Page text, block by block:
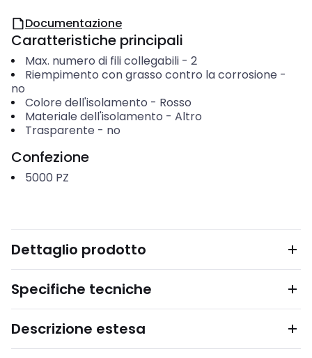
Documentazione
Caratteristiche principali
Max. numero di fili collegabili- 2
Riempimento con grasso contro la corrosione -
no
Colore dell'isolamento - Rosso
Materiale dell'isolamento - Altro
Trasparente - no
Confezione
5000 PZ
Dettaglio prodotto
Specifiche tecniche
Descrizione estesa